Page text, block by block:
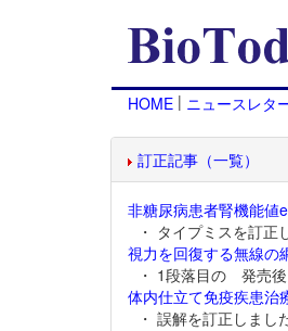
HOME | ニュースレタ
訂正記事（一覧）
非糖尿病患者腎機能値
・ タイプミスを訂
視力を回復する無線の
・ 1段落目の 発売
体内仕立て免疫疾患治
・ 誤解を訂正しまし